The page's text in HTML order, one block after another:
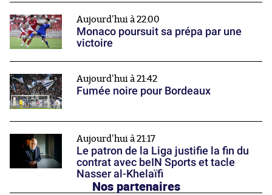
Aujourd'hui à 22:00
Monaco poursuit sa prépa par une
victoire
Aujourd'hui à 21:42
Fumée noire pour Bordeaux
Aujourd'hui à 21:17
Le patron de la Liga justifie la fin du
contrat avec beIN Sports et tacle
Nasser al-Khelaïfi
Nos partenaires